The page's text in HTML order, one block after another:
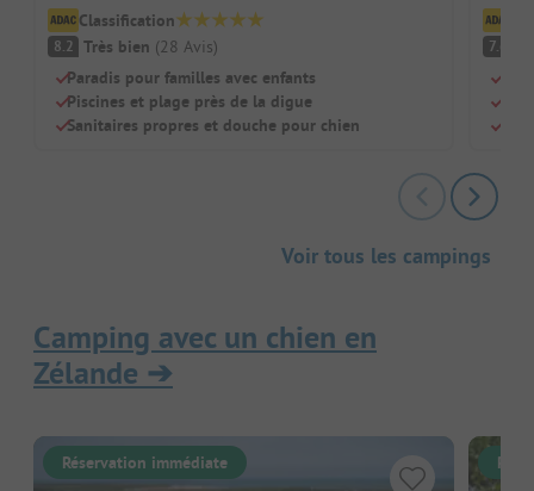
Classification
8.2 Très bien (28 Avis)
Paradis pour familles avec enfants
Piscines et plage près de la digue
Sanitaires propres et douche pour chien
7.6
Voir tous les campings
Camping avec un chien en
Zélande ➔
Réservation immédiate